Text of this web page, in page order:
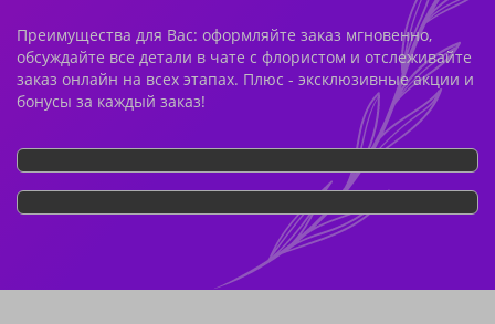
Преимущества для Вас: оформляйте заказ мгновенно,
обсуждайте все детали в чате с флористом и отслеживайте
заказ онлайн на всех этапах. Плюс - эксклюзивные акции и
бонусы за каждый заказ!